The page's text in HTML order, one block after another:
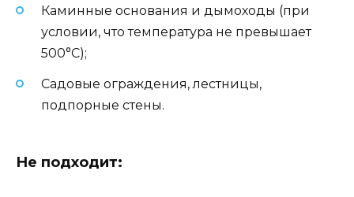
Каминные основания и дымоходы (при
условии, что температура не превышает
500°C);
Садовые ограждения, лестницы,
подпорные стены.
Не подходит: